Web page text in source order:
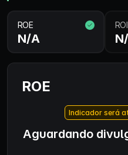
ROE
N/A
ROE
Indicador será
Aguardando